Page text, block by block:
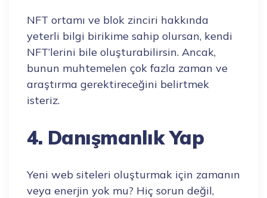
NFT ortamı ve blok zinciri hakkında
yeterli bilgi birikime sahip olursan, kendi
NFT’lerini bile oluşturabilirsin. Ancak,
bunun muhtemelen çok fazla zaman ve
araştırma gerektireceğini belirtmek
isteriz.
4. Danışmanlık Yap
Yeni web siteleri oluşturmak için zamanın
veya enerjin yok mu? Hiç sorun değil,